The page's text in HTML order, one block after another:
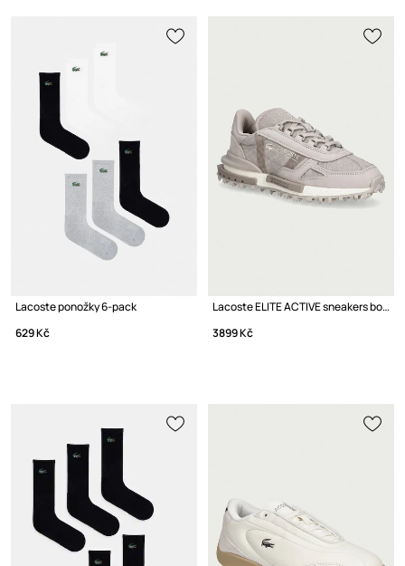
Lacoste ponožky 6-pack
629 Kč
Lacoste ELITE ACTIVE sneakers boty dámské
3899 Kč